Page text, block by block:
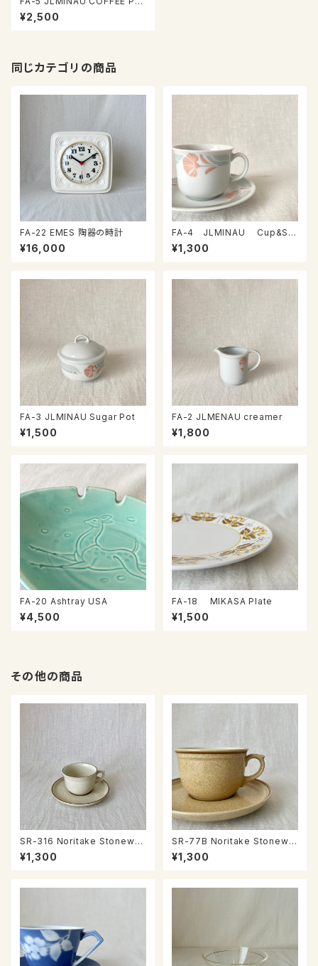
T
¥2,500
同じカテゴリの商品
FA-22 EMES 陶器の時計
¥16,000
FA-4 JLMINAU Cup&Sa
ucer
¥1,300
FA-3 JLMINAU Sugar Pot
¥1,500
FA-2 JLMENAU creamer
¥1,800
FA-20 Ashtray USA
¥4,500
FA-18 MIKASA Plate
¥1,500
その他の商品
SR-316 Noritake Stonewar
e カップ＆ソーサー
¥1,300
SR-77B Noritake Stonewar
e カップ＆ソーサー
¥1,300